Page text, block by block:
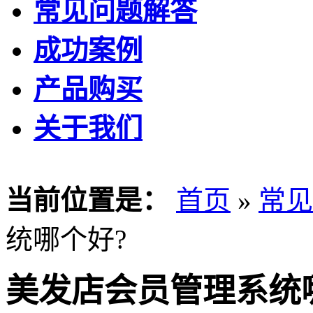
常见问题解答
成功案例
产品购买
关于我们
当前位置是： 首页 » 常
统哪个好?
美发店会员管理系统